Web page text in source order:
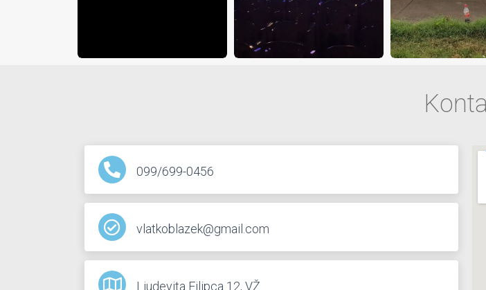
099/699-0456
vlatkoblazek@gmail.com
Ljudevita Filipca 12, VŽ